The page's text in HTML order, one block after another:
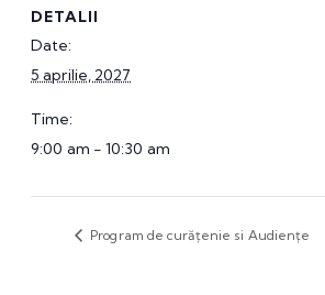
DETALII
Date:
5 aprilie, 2027
Time:
9:00 am - 10:30 am
Program de curățenie si Audiențe